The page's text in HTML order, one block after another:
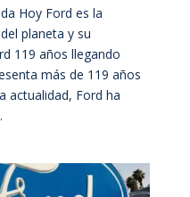
Hoy Ford es la
planeta y su
119 años llegando
más de 119 años
actualidad, Ford ha